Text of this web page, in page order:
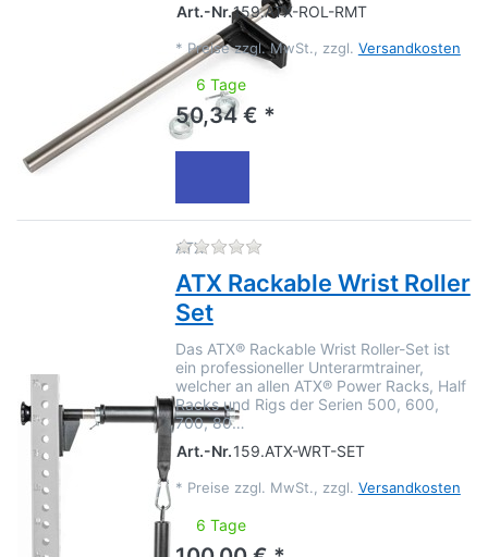
Art.-Nr.159.ATX-ROL-RMT
* Preise zzgl. MwSt., zzgl. Versandkosten
6 Tage
50,34 € *
ATX Zu diesem Produkt liegen
ATX Rackable Wrist Roller
Set
Das ATX® Rackable Wrist Roller-Set ist
ein professioneller Unterarmtrainer,
welcher an allen ATX® Power Racks, Half
Racks und Rigs der Serien 500, 600,
700, 80…
Art.-Nr.159.ATX-WRT-SET
* Preise zzgl. MwSt., zzgl. Versandkosten
6 Tage